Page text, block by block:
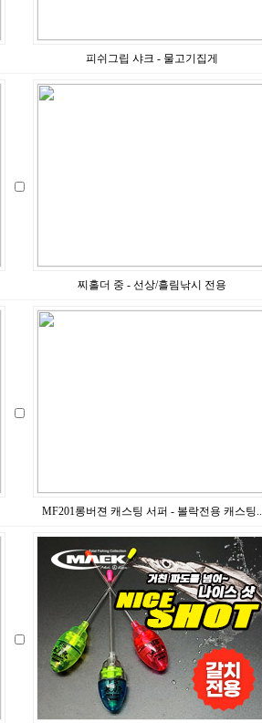
피쉬그립 샤크 - 물고기집게
찌홀더 중 - 선상/흘림낚시 전용
MF201롱버젼 캐스팅 서퍼 - 볼락전용 캐스팅..